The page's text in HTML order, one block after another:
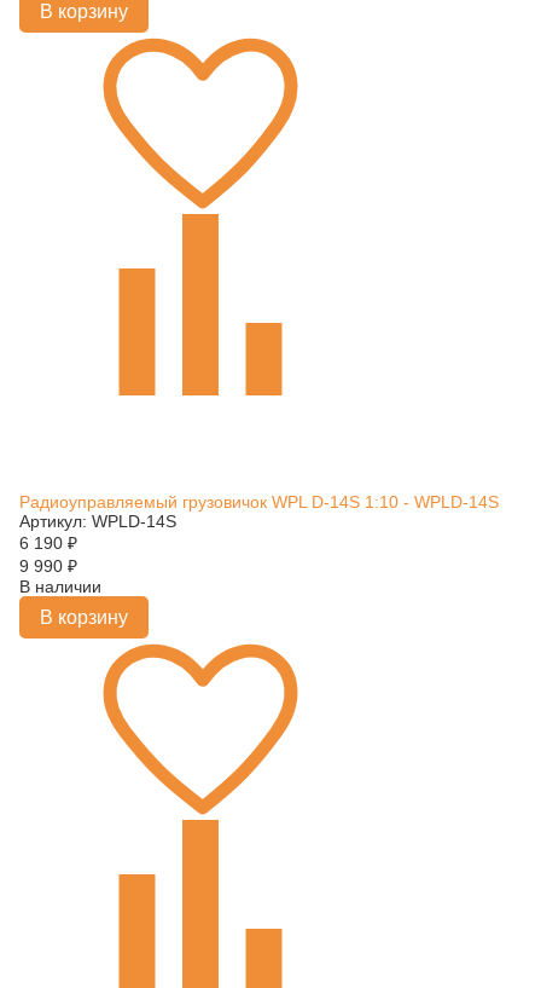
В корзину
Радиоуправляемый грузовичок WPL D-14S 1:10 - WPLD-14S
Артикул: WPLD-14S
6 190 ₽
9 990 ₽
В наличии
В корзину